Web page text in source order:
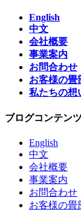
English
中文
会社概要
事業案内
お問合わせ
お客様の畳
私たちの想
ブログコンテンツ
English
中文
会社概要
事業案内
お問合わせ
お客様の畳